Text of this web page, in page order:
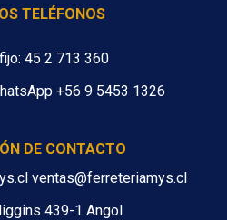
TELÉFONOS
45 2 713 360
+56 9 5453 1326
DE CONTACTO
ventas@ferreteriamys.cl
439-1 Angol